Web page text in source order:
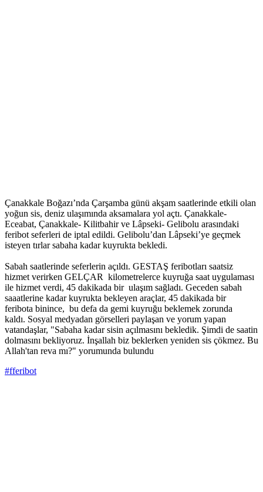
Çanakkale Boğazı’nda Çarşamba günü akşam saatlerinde etkili olan
yoğun sis, deniz ulaşımında aksamalara yol açtı. Çanakkale-
Eceabat, Çanakkale- Kilitbahir ve Lâpseki- Gelibolu arasındaki
feribot seferleri de iptal edildi. Gelibolu’dan Lâpseki’ye geçmek
isteyen tırlar sabaha kadar kuyrukta bekledi.
Sabah saatlerinde seferlerin açıldı. GESTAŞ feribotları saatsiz
hizmet verirken GELÇAR kilometrelerce kuyruğa saat uygulaması
ile hizmet verdi, 45 dakikada bir ulaşım sağladı. Geceden sabah
saaatlerine kadar kuyrukta bekleyen araçlar, 45 dakikada bir
feribota binince, bu defa da gemi kuyruğu beklemek zorunda
kaldı. Sosyal medyadan görselleri paylaşan ve yorum yapan
vatandaşlar, "Sabaha kadar sisin açılmasını bekledik. Şimdi de saatin
dolmasını bekliyoruz. İnşallah biz beklerken yeniden sis çökmez. Bu
Allah'tan reva mı?" yorumunda bulundu
#fferibot